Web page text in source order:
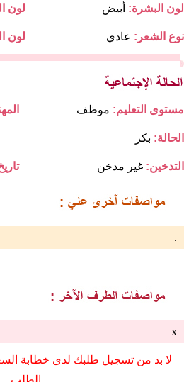
لون لون البشرة: أبيض
لون نوع الشعر: عادي
مستوى التعليم: موظف
الحالة: بكر
التدخين: غير مدخن
.
x
لا بد من تسجيل طلبك لدى خطابة
الطلب